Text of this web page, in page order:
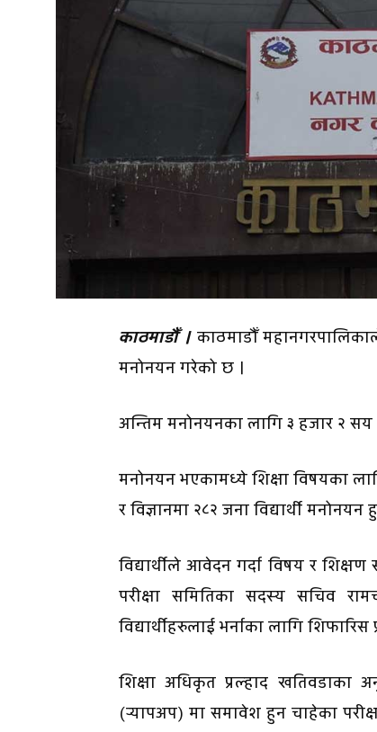
काठमाडौँ । काठमाडौँ
मनोनयन गरेको छ ।
अन्तिम मनोनयनका लागि ३ हजार २
मनोनयन भएकामध्ये शिक्षा विषयका
र विज्ञानमा २८२ जना विद्यार्थी
विद्यार्थीले आवेदन गर्दा विषय र
परीक्षा समितिका सदस्य सचिव
विद्यार्थीहरुलाई भर्नाका लागि
शिक्षा अधिकृत प्रल्हाद खतिवडाका
(र्‍यापअप) मा समावेश हुन चाहेका